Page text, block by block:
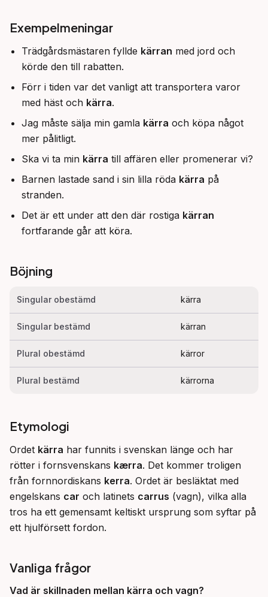
Exempelmeningar
Trädgårdsmästaren fyllde kärran med jord och
körde den till rabatten.
Förr i tiden var det vanligt att transportera varor
med häst och kärra.
Jag måste sälja min gamla kärra och köpa något
mer pålitligt.
Ska vi ta min kärra till affären eller promenerar vi?
Barnen lastade sand i sin lilla röda kärra på
stranden.
Det är ett under att den där rostiga kärran
fortfarande går att köra.
Böjning
Singular obestämd kärra
Singular bestämd kärran
Plural obestämd kärror
Plural bestämd kärrorna
Etymologi
Ordet kärra har funnits i svenskan länge och har
rötter i fornsvenskans kærra. Det kommer troligen
från fornnordiskans kerra. Ordet är besläktat med
engelskans car och latinets carrus (vagn), vilka alla
tros ha ett gemensamt keltiskt ursprung som syftar på
ett hjulförsett fordon.
Vanliga frågor
Vad är skillnaden mellan kärra och vagn?